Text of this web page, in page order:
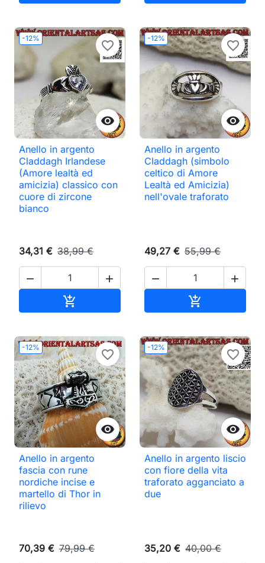
-12%

favorite_border
Anello in argento
Claddagh Irlandese
(Amore lealtà ed
amicizia) classico con
cuore di zircone
bianco
34,31 € 38,99 €
 

-12%

favorite_border
Anello in argento
Claddagh (simbolo
celtico di Amore
Lealtà ed Amicizia)
nell'ovale traforato
49,27 € 55,99 €
 

-12%

favorite_border
Anello in argento
fascia con rune
nordiche incise e
martello di Thor in
rilievo
70,39 € 79,99 €
-12%

favorite_border
Anello in argento liscio
con fiore della vita
traforato agganciato a
due
35,20 € 40,00 €